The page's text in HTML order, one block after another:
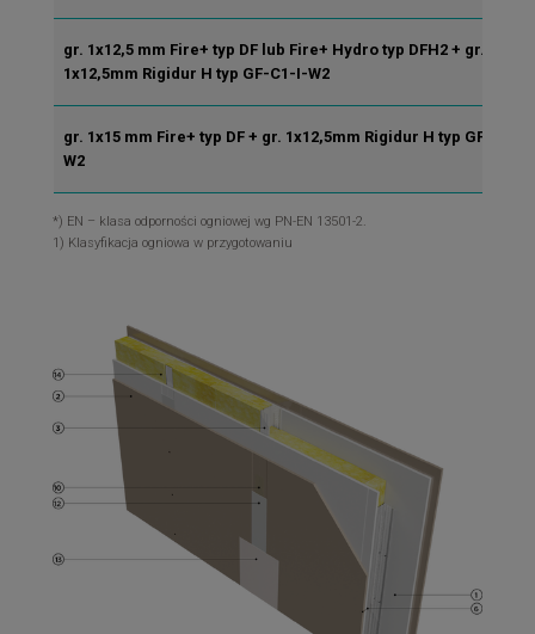
gr. 1x12,5 mm Fire+ typ DF lub Fire+ Hydro typ DFH2 + gr.
1x12,5mm Rigidur H typ GF-C1-I-W2
gr. 1x15 mm Fire+ typ DF + gr. 1x12,5mm Rigidur H typ GF-C1-I-
W2
*) EN – klasa odporności ogniowej wg PN-EN 13501-2.
1) Klasyfikacja ogniowa w przygotowaniu